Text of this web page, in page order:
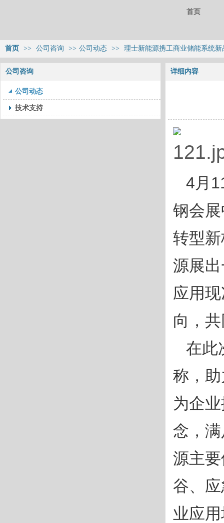
首页
首页 >> 公司咨询 >> 公司动态 >> 理士新能源携工商业储能系统
公司咨询
公司动态
技术支持
详细内容
4月
钢会
转型
源展
应用
向，
在此
称，
为企
念，
源主
谷、
业应